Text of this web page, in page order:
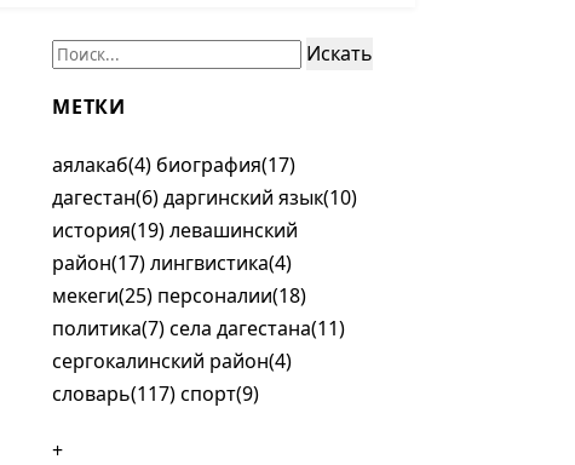
Поиск:
Искать
МЕТКИ
аялакаб(4) биография(17)
дагестан(6)даргинский язык(10)
история(19)левашинский
район(17)лингвистика(4)
мекеги(25) персоналии(18)
политика(7)села дагестана(11)
сергокалинский район(4)
словарь(117)спорт(9)
+